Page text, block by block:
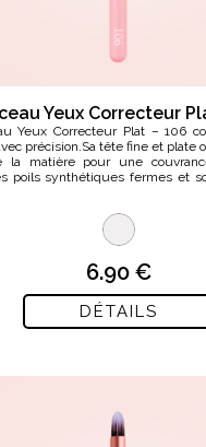
Yeux Correcteur
Yeux Correcteur Plat – 106
précision.Sa tête fine et plate
la matière pour une
poils synthétiques fermes et
6.90 €
DÉTAILS